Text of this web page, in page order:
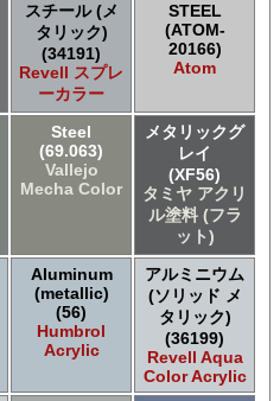
スチール (メ
タリック)
(34191)
Revell スプレ
ーカラー
STEEL
(ATOM-
20166)
Atom
Steel
(69.063)
Vallejo
Mecha Color
メタリックグ
レイ
(XF56)
タミヤ アクリ
ル塗料 (フラ
ット)
Aluminum
(metallic)
(56)
Humbrol
Acrylic
アルミニウム
(ソリッド メ
タリック)
(36199)
Revell Aqua
Color Acrylic